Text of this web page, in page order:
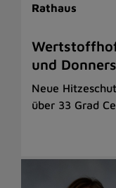
Rathaus
und
Neue
über 33 Grad